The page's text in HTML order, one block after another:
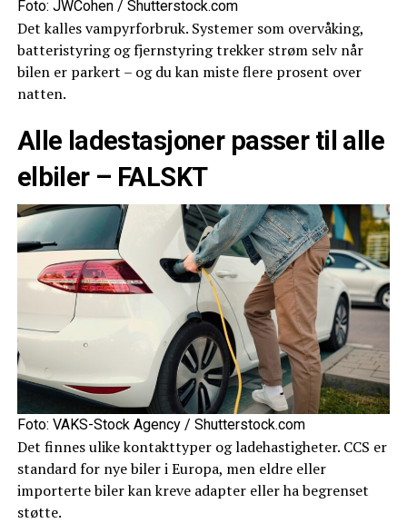
Foto: JWCohen / Shutterstock.com
Det kalles vampyrforbruk. Systemer som overvåking,
batteristyring og fjernstyring trekker strøm selv når
bilen er parkert – og du kan miste flere prosent over
natten.
Alle ladestasjoner passer til alle
elbiler – FALSKT
Foto: VAKS-Stock Agency / Shutterstock.com
Det finnes ulike kontakttyper og ladehastigheter. CCS er
standard for nye biler i Europa, men eldre eller
importerte biler kan kreve adapter eller ha begrenset
støtte.